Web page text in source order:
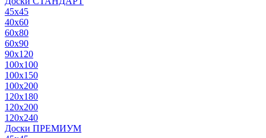
45x45
40x60
60x80
60x90
90x120
100x100
100x150
100x200
120x180
120x200
120x240
Доски ПРЕМИУМ